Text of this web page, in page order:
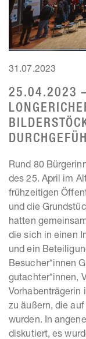
31.07.2023
25.04.2023 –
Rund 80
des 25. April im
frühzeitigen
und die
hatten
die sich in einen
und ein
Besucher*innen
gutachter*innen,
Vorhabenträgerin
zu äußern, die
wurden. In
diskutiert, es